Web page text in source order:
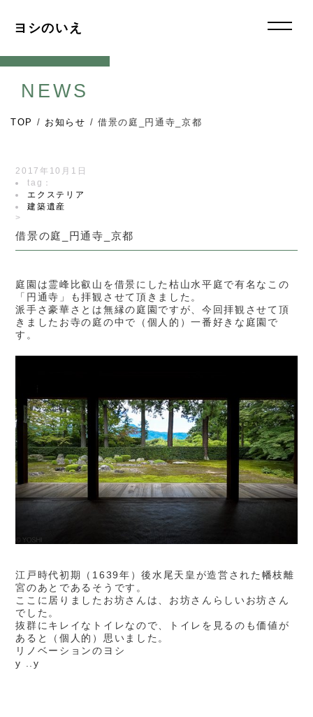
ヨシのいえ
NEWS
TOP / お知らせ / 借景の庭_円通寺_京都
2017年10月1日
tag：
エクステリア
建築遺産
>
借景の庭_円通寺_京都
庭園は霊峰比叡山を借景にした枯山水平庭で有名なこの
「円通寺」も拝観させて頂きました。
派手さ豪華さとは無縁の庭園ですが、今回拝観させて頂
きましたお寺の庭の中で（個人的）一番好きな庭園で
す。
江戸時代初期（1639年）後水尾天皇が造営された幡枝離
宮のあとであるそうです。
ここに居りましたお坊さんは、お坊さんらしいお坊さん
でした。
抜群にキレイなトイレなので、トイレを見るのも価値が
あると（個人的）思いました。
リノベーションのヨシ
y ..y